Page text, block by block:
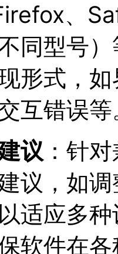
、
同型号
形式，
互错误等
议 ：针
议，如
适应多
软件在